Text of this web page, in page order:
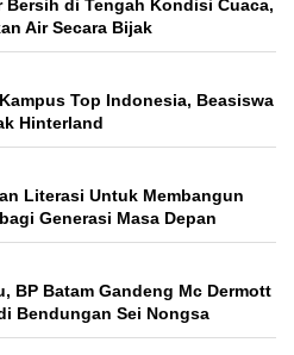
Bersih di Tengah Kondisi Cuaca,
Air Secara Bijak
Top Indonesia, Beasiswa
Hinterland
Literasi Untuk Membangun
Generasi Masa Depan
BP Batam Gandeng Mc Dermott
Bendungan Sei Nongsa